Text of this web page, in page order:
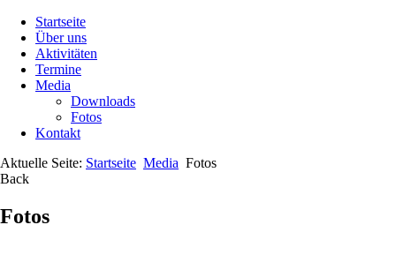
Startseite
Über uns
Aktivitäten
Termine
Media
Downloads
Fotos
Kontakt
Aktuelle Seite: Startseite Media Fotos
Back
Fotos